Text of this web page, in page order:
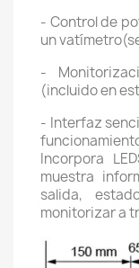
- Control de
un
-
(incluido en
- Interfaz
Incorpora
muestra
salida,
monitorizar a